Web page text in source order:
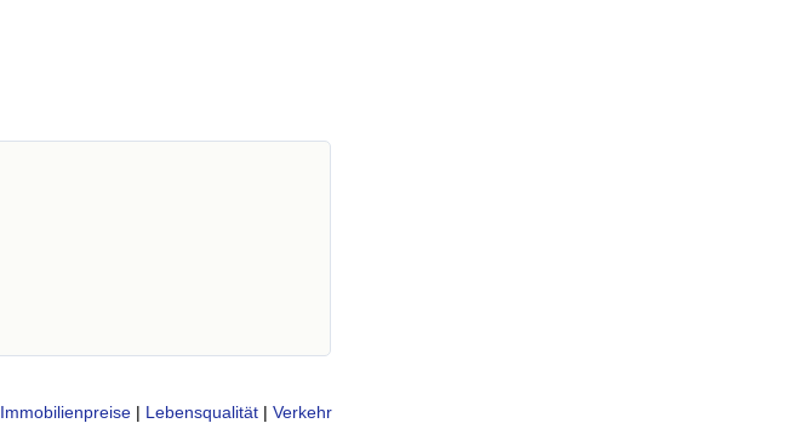
Immobilienpreise | Lebensqualität | Verkehr